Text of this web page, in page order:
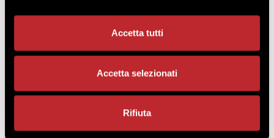
Accetta tutti
Accetta selezionati
Rifiuta
COSTO A PARTECIPANTE 120,00 €
REGISTRATI O ACCEDI PER